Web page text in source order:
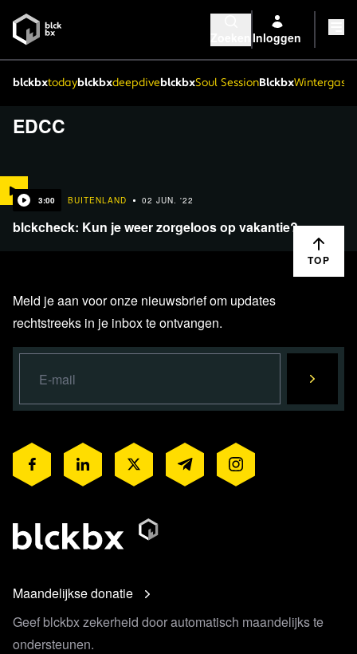
Inloggen
blckbxtodayblckbxdeepdiveblckbxSoul SessionBlckbx
EDCC
3:00 BUITENLAND 02 JUN. '22
blckcheck: Kun je weer zorgeloos op vakantie?
TOP
Meld je aan voor onze nieuwsbrief om updates
rechtstreeks in je inbox te ontvangen.
Maandelijkse donatie
Geef blckbx zekerheid door automatisch maandelijks te
ondersteunen.